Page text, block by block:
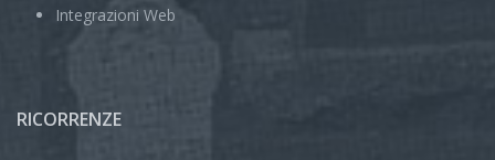
Integrazioni Web
RICORRENZE